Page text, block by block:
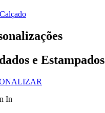
Calçado
e Estampados